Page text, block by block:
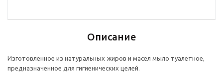
Описание
Изготовленное из натуральных жиров и масел мыло туалетное,
предназначенное для гигиенических целей.